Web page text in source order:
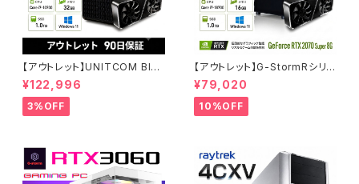
【アウトレット】UNITCOM BIZ-
H RTX 3060 Core i7-1070
0 メモリ32GB SSD1TB ゲーミ
ングPC アウトレット プロ仕様 9
0日保証
¥122,996
3%OFF
【アウトレット】G-StormRシリ
ーズ GeForce RTX 2070 Su
per Core i7-8700 16GBメモ
リ SSD1.0TB Windows11 ゲ
ーミングPC 90日保証
¥79,020
10%OFF